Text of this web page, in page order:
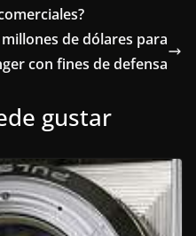
de dólares para
con fines de defensa
gustar